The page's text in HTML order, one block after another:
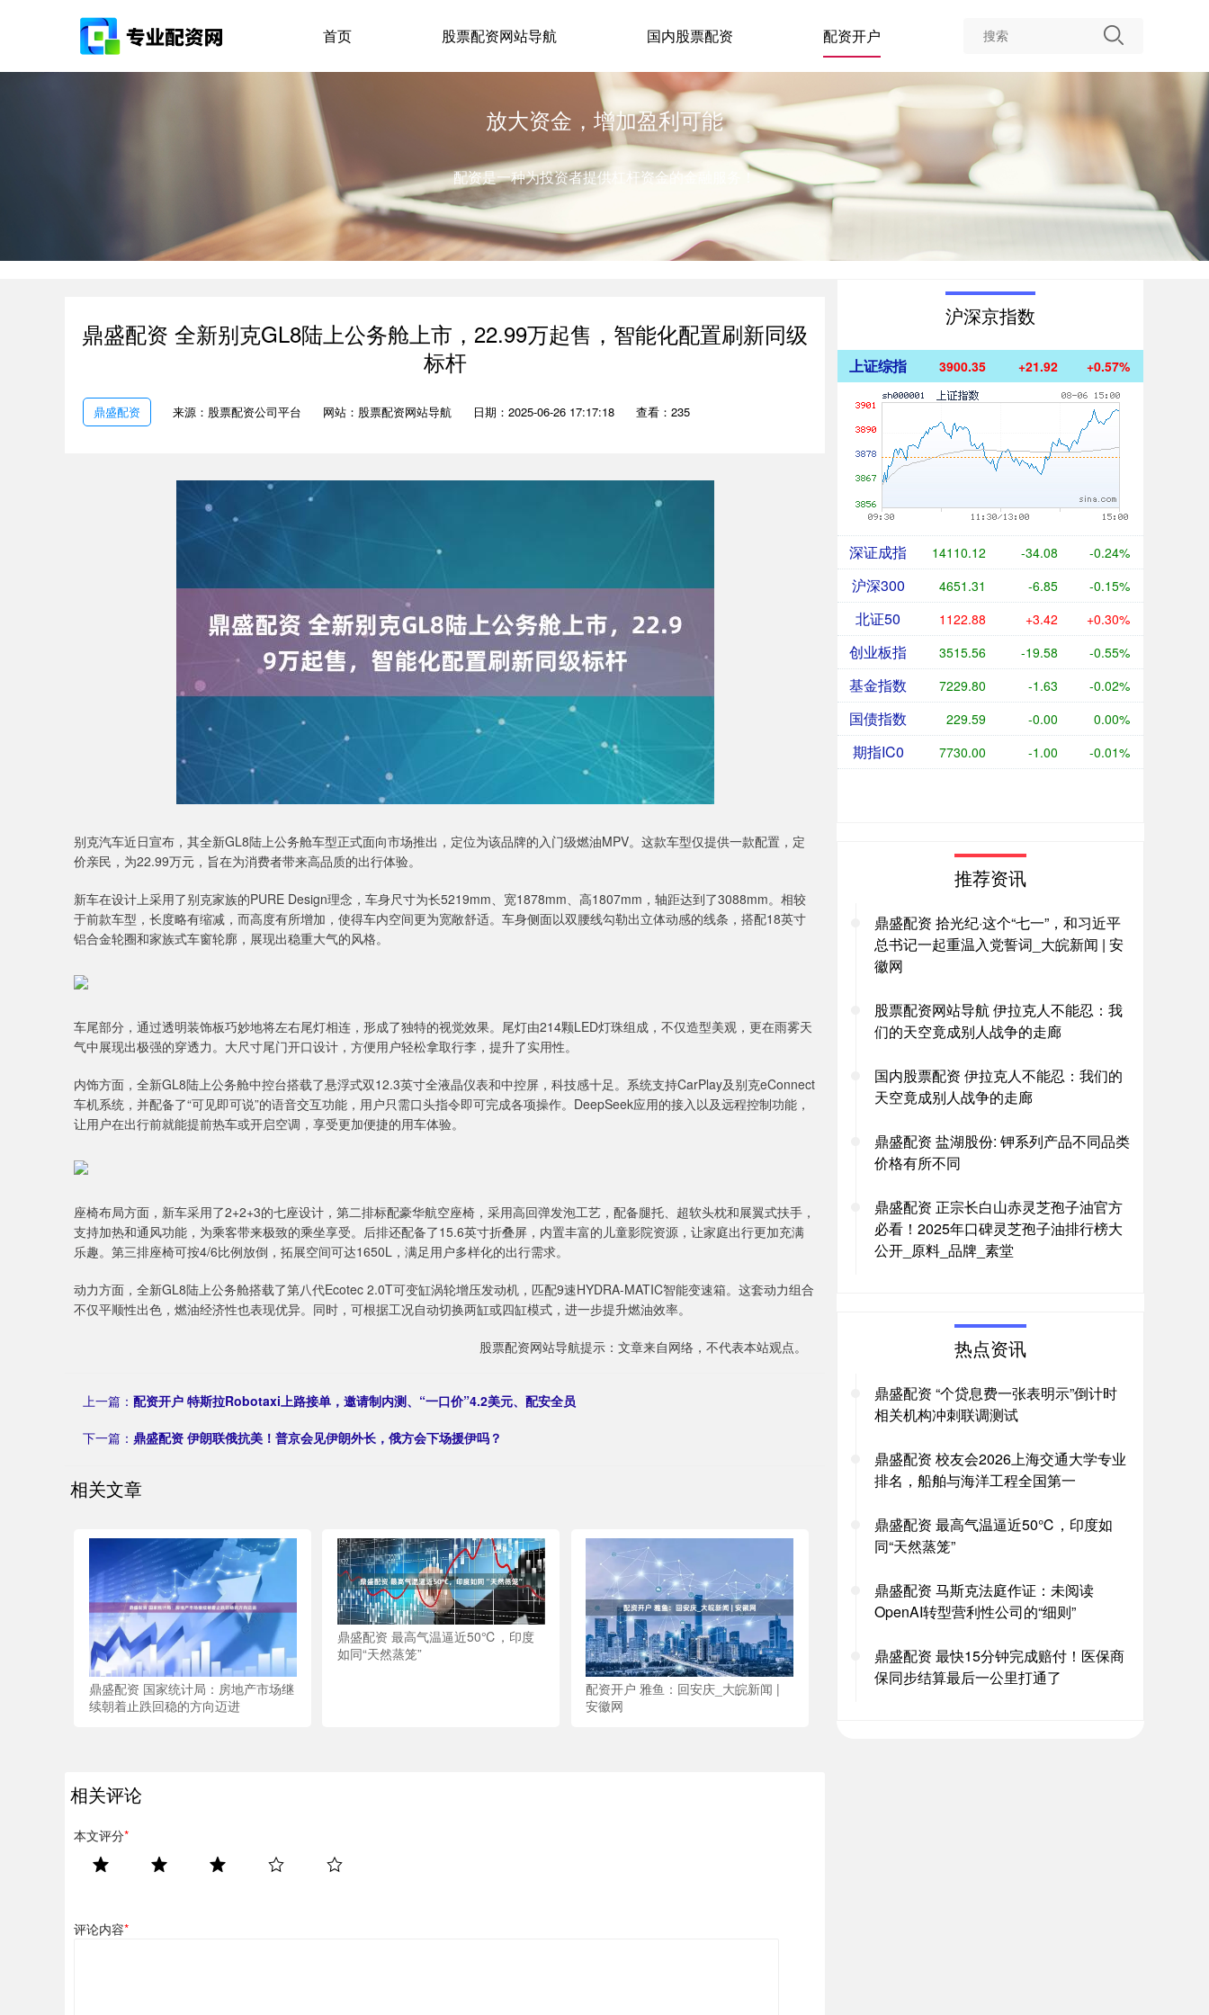
首页 股票配资网站导航 国内股票配资 配资开户
放大资金，增加盈利可能
配资是一种为投资者提供杠杆资金的金融服务！
鼎盛配资 全新别克GL8陆上公务舱上市，22.99万起售，智能化配置刷新同级
标杆
鼎盛配资 来源：股票配资公司平台 网站：股票配资网站导航 日期：2025-06-26 17:17:18 查看：235
别克汽车近日宣布，其全新GL8陆上公务舱车型正式面向市场推出，定位为该品牌的入门级燃油MPV。这款车型仅提供一款配置，定
价亲民，为22.99万元，旨在为消费者带来高品质的出行体验。
新车在设计上采用了别克家族的PURE Design理念，车身尺寸为长5219mm、宽1878mm、高1807mm，轴距达到了3088mm。相较
于前款车型，长度略有缩减，而高度有所增加，使得车内空间更为宽敞舒适。车身侧面以双腰线勾勒出立体动感的线条，搭配18英寸
铝合金轮圈和家族式车窗轮廓，展现出稳重大气的风格。
车尾部分，通过透明装饰板巧妙地将左右尾灯相连，形成了独特的视觉效果。尾灯由214颗LED灯珠组成，不仅造型美观，更在雨雾天
气中展现出极强的穿透力。大尺寸尾门开口设计，方便用户轻松拿取行李，提升了实用性。
内饰方面，全新GL8陆上公务舱中控台搭载了悬浮式双12.3英寸全液晶仪表和中控屏，科技感十足。系统支持CarPlay及别克eConnect
车机系统，并配备了“可见即可说”的语音交互功能，用户只需口头指令即可完成各项操作。DeepSeek应用的接入以及远程控制功能，
让用户在出行前就能提前热车或开启空调，享受更加便捷的用车体验。
座椅布局方面，新车采用了2+2+3的七座设计，第二排标配豪华航空座椅，采用高回弹发泡工艺，配备腿托、超软头枕和展翼式扶手，
支持加热和通风功能，为乘客带来极致的乘坐享受。后排还配备了15.6英寸折叠屏，内置丰富的儿童影院资源，让家庭出行更加充满
乐趣。第三排座椅可按4/6比例放倒，拓展空间可达1650L，满足用户多样化的出行需求。
动力方面，全新GL8陆上公务舱搭载了第八代Ecotec 2.0T可变缸涡轮增压发动机，匹配9速HYDRA-MATIC智能变速箱。这套动力组合
不仅平顺性出色，燃油经济性也表现优异。同时，可根据工况自动切换两缸或四缸模式，进一步提升燃油效率。
股票配资网站导航提示：文章来自网络，不代表本站观点。
上一篇： 配资开户 特斯拉Robotaxi上路接单，邀请制内测、“一口价”4.2美元、配安全员
下一篇： 鼎盛配资 伊朗联俄抗美！普京会见伊朗外长，俄方会下场援伊吗？
相关文章
鼎盛配资 国家统计局：房地产市场继
续朝着止跌回稳的方向迈进
鼎盛配资 最高气温逼近50℃，印度
如同“天然蒸笼”
配资开户 雅鱼：回安庆_大皖新闻 |
安徽网
相关评论
本文评分*
评论内容*
沪深京指数
上证综指 3900.35 +21.92 +0.57%
深证成指 14110.12 -34.08 -0.24%
沪深300 4651.31 -6.85 -0.15%
北证50 1122.88 +3.42 +0.30%
创业板指 3515.56 -19.58 -0.55%
基金指数 7229.80 -1.63 -0.02%
国债指数 229.59 -0.00 0.00%
期指IC0 7730.00 -1.00 -0.01%
推荐资讯
鼎盛配资 拾光纪·这个“七一”，和习近平
总书记一起重温入党誓词_大皖新闻 | 安
徽网
股票配资网站导航 伊拉克人不能忍：我
们的天空竟成别人战争的走廊
国内股票配资 伊拉克人不能忍：我们的
天空竟成别人战争的走廊
鼎盛配资 盐湖股份: 钾系列产品不同品类
价格有所不同
鼎盛配资 正宗长白山赤灵芝孢子油官方
必看！2025年口碑灵芝孢子油排行榜大
公开_原料_品牌_素堂
热点资讯
鼎盛配资 “个贷息费一张表明示”倒计时
相关机构冲刺联调测试
鼎盛配资 校友会2026上海交通大学专业
排名，船舶与海洋工程全国第一
鼎盛配资 最高气温逼近50℃，印度如
同“天然蒸笼”
鼎盛配资 马斯克法庭作证：未阅读
OpenAI转型营利性公司的“细则”
鼎盛配资 最快15分钟完成赔付！医保商
保同步结算最后一公里打通了